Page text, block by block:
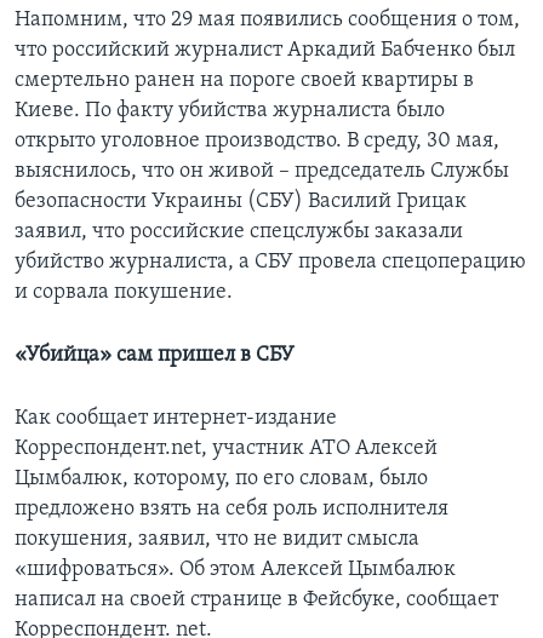
Напомним, что 29 мая появились сообщения о том,
что российский журналист Аркадий Бабченко был
смертельно ранен на пороге своей квартиры в
Киеве. По факту убийства журналиста было
открыто уголовное производство. В среду, 30 мая,
выяснилось, что он живой – председатель Службы
безопасности Украины (СБУ) Василий Грицак
заявил, что российские спецслужбы заказали
убийство журналиста, а СБУ провела спецоперацию
и сорвала покушение.
«Убийца» сам пришел в СБУ
Как сообщает интернет-издание
Корреспондент.net, участник АТО Алексей
Цымбалюк, которому, по его словам, было
предложено взять на себя роль исполнителя
покушения, заявил, что не видит смысла
«шифроваться». Об этом Алексей Цымбалюк
написал на своей странице в Фейсбуке, сообщает
Корреспондент. net.